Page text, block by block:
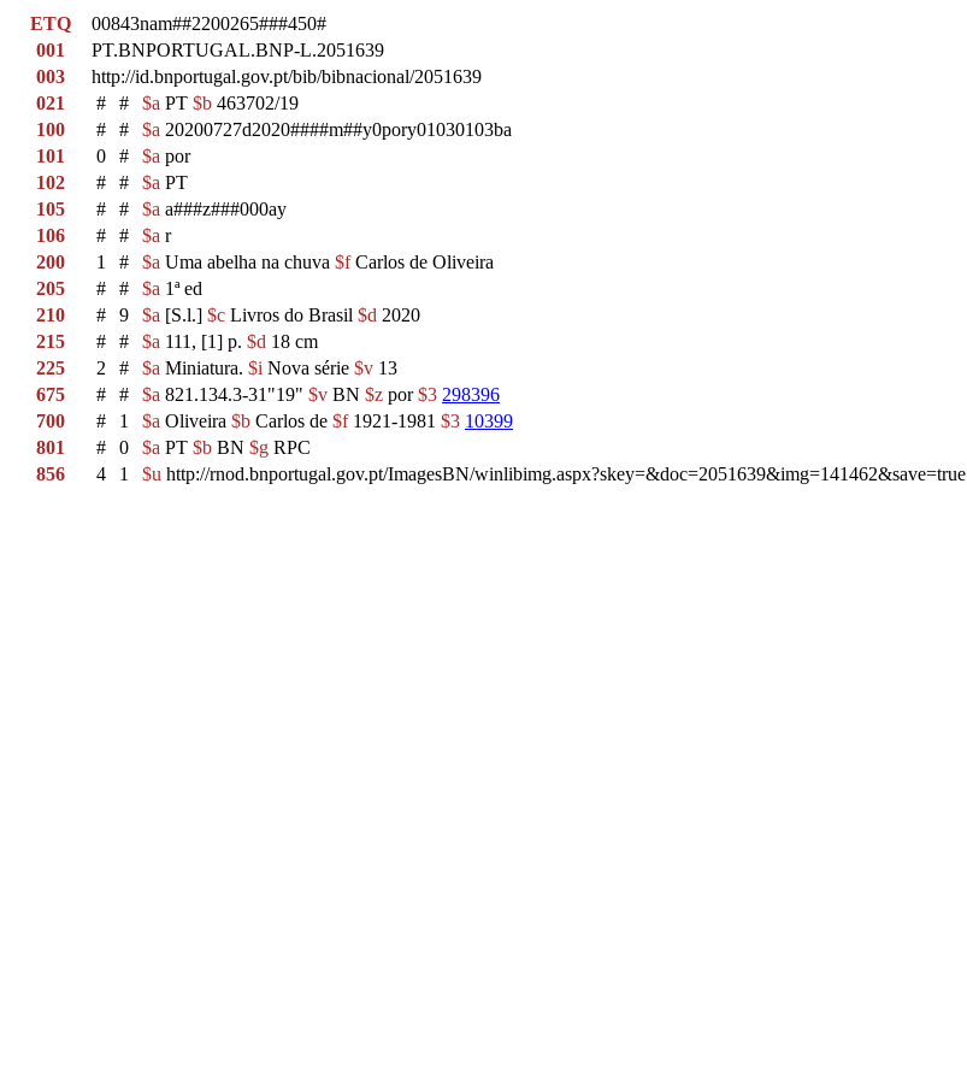
ETQ
00843nam##2200265###450#
001
PT.BNPORTUGAL.BNP-L.2051639
003
http://id.bnportugal.gov.pt/bib/bibnacional/2051639
021
# # $a PT $b 463702/19
100
# # $a 20200727d2020####m##y0pory01030103ba
101
0 # $a por
102
# # $a PT
105
# # $a a###z###000ay
106
# # $a r
200
1 # $a Uma abelha na chuva $fCarlos de Oliveira
205
# # $a 1ª ed
210
# 9 $a [S.l.] $c Livros do Brasil $d 2020
215
# # $a 111, [1] p. $d 18 cm
225
2 # $a Miniatura. $i Nova série $v 13
675
# # $a 821.134.3-31"19" $v BN $z por$3 298396
700
# 1 $a Oliveira $b Carlos de $f1921-1981 $3 10399
801
# 0 $a PT $b BN $g RPC
856
4 1 $u http://rnod.bnportugal.gov.pt/ImagesBN/winlibimg.aspx?skey=&doc=2051639&img=141462&save=true